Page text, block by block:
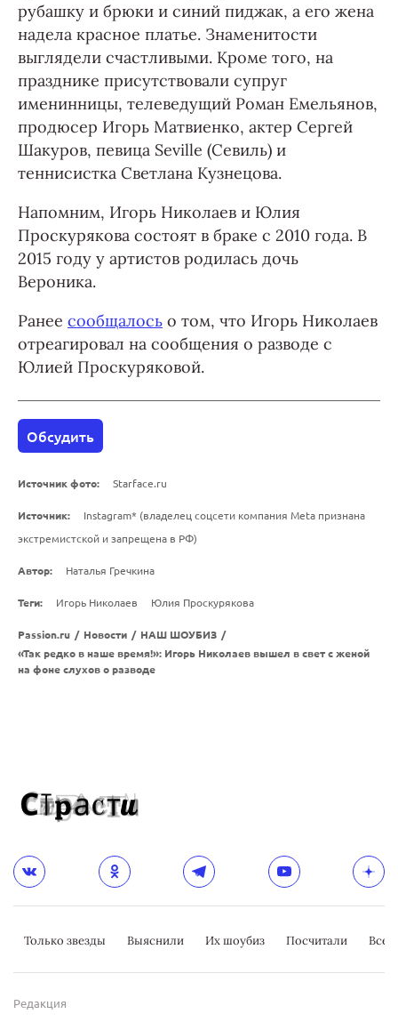
рубашку и брюки и синий пиджак, а его жена
надела красное платье. Знаменитости
выглядели счастливыми. Кроме того, на
празднике присутствовали супруг
именинницы, телеведущий Роман Емельянов,
продюсер Игорь Матвиенко, актер Сергей
Шакуров, певица Seville (Севиль) и
теннисистка Светлана Кузнецова.
Напомним, Игорь Николаев и Юлия
Проскурякова состоят в браке с 2010 года. В
2015 году у артистов родилась дочь
Вероника.
Ранее сообщалось о том, что Игорь Николаев
отреагировал на сообщения о разводе с
Юлией Проскуряковой.
Обсудить
Источник фото: Starface.ru
Источник:
Instagram* (владелец соцсети компания Meta признана
экстремистской и запрещена в РФ)
Автор: Наталья Гречкина
Теги: Игорь Николаев Юлия Проскурякова
Passion.ru / Новости / НАШ ШОУБИЗ /
«Так редко в наше время!»: Игорь Николаев вышел в свет с женой
на фоне слухов о разводе
Только звезды Выяснили Их шоубиз Посчитали
Редакция